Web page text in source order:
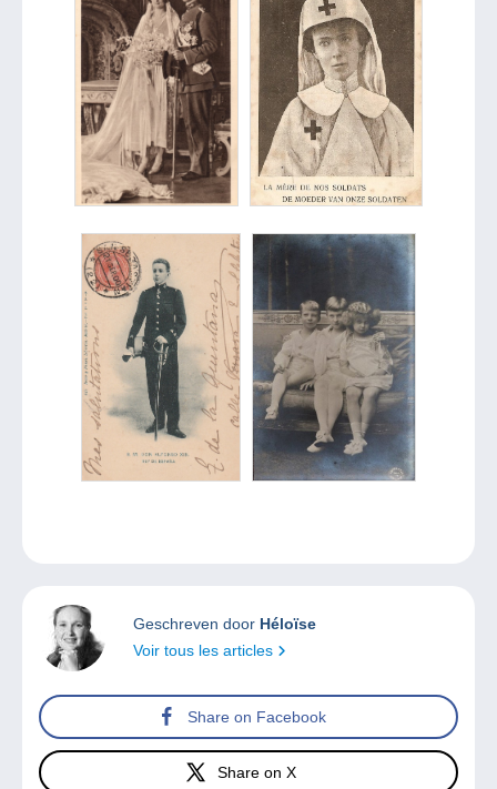
Geschreven door Héloïse
Voir tous les articles
Share on Facebook
Share on X